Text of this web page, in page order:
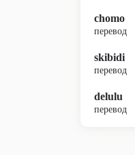
chomo
перевод
skibidi
перевод
delulu
перевод